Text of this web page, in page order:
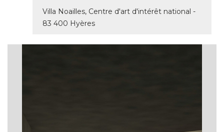
Villa Noailles, Centre d'art d'intérêt national -
83 400 Hyères